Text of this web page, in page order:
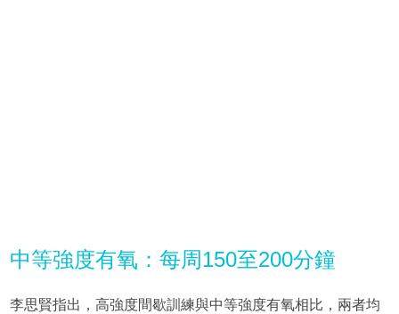
中等強度有氧：每周150至200分鐘
李思賢指出，高強度間歇訓練與中等強度有氧相比，兩者均